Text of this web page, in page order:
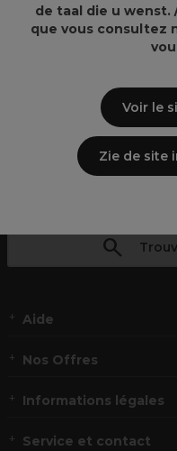
Téléphone : +32 9 293 0073
E-mail :
Siège social:
Adresse : PRO-DUO SA
Aide
Nos Offres
Informations légales
Service et contact
de taal die u wenst.
que vous consultez
Voir le
Zie de site